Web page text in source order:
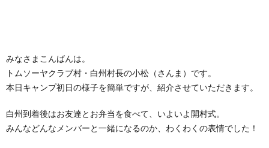
みなさまこんばんは。
トムソーヤクラブ村・白州村長の小松（さんま）です。
本日キャンプ初日の様子を簡単ですが、紹介させていただきます。
白州到着後はお友達とお弁当を食べて、いよいよ開村式。
みんなどんなメンバーと一緒になるのか、わくわくの表情でした！